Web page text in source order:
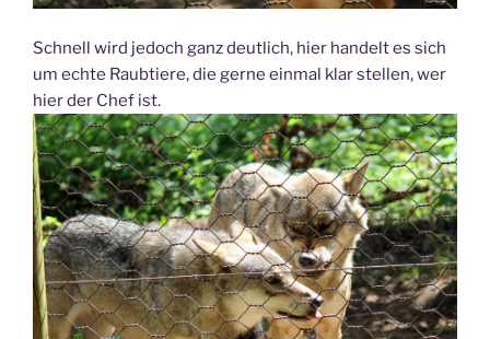
Schnell wird jedoch ganz deutlich, hier handelt es sich
um echte Raubtiere, die gerne einmal klar stellen, wer
hier der Chef ist.